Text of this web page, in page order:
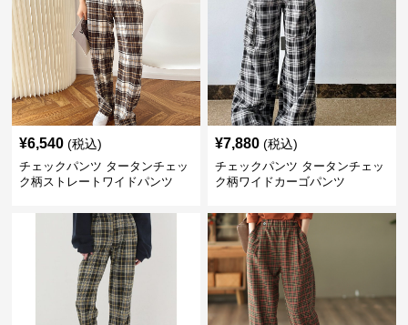
¥6,540 (税込)
チェックパンツ タータンチェッ
ク柄ストレートワイドパンツ
¥7,880 (税込)
チェックパンツ タータンチェッ
ク柄ワイドカーゴパンツ